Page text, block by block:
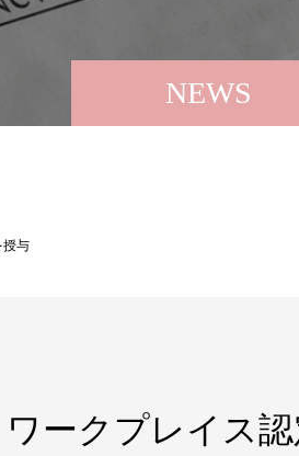
NEWS
授与
ークプレイス